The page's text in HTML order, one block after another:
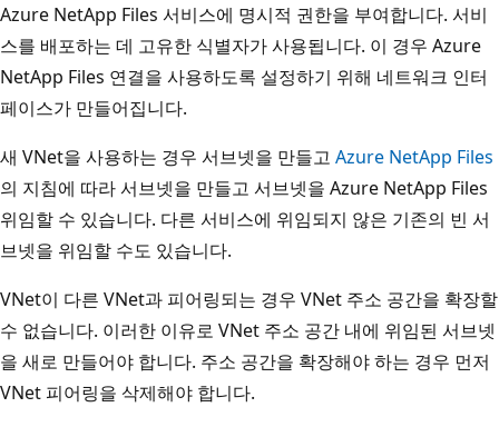
Azure NetApp Files 서비스에 명시적 권한을 부여합니다. 서비
스를 배포하는 데 고유한 식별자가 사용됩니다. 이 경우 Azure
NetApp Files 연결을 사용하도록 설정하기 위해 네트워크 인터
페이스가 만들어집니다.
새 VNet을 사용하는 경우 서브넷을 만들고 Azure NetApp Files
의 지침에 따라 서브넷을 만들고 서브넷을 Azure NetApp Files
위임할 수 있습니다. 다른 서비스에 위임되지 않은 기존의 빈 서
브넷을 위임할 수도 있습니다.
VNet이 다른 VNet과 피어링되는 경우 VNet 주소 공간을 확장할
수 없습니다. 이러한 이유로 VNet 주소 공간 내에 위임된 서브넷
을 새로 만들어야 합니다. 주소 공간을 확장해야 하는 경우 먼저
VNet 피어링을 삭제해야 합니다.